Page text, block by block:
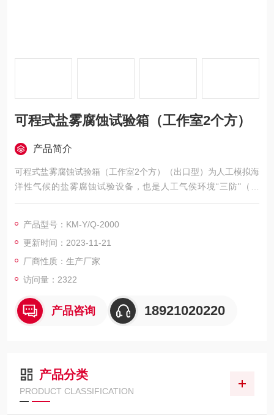
可程式盐雾腐蚀试验箱（工作室2个方）
产品简介
可程式盐雾腐蚀试验箱（工作室2个方）（出口型）为人工模拟海
洋性气候的盐雾腐蚀试验设备，也是人工气侯环境“三防"（湿
热、盐雾、霉菌）试验设备之一，是研究机械、国防工业、轻工
试验设备,同时也可做醋盐雾试验。
产品型号：KM-Y/Q-2000
更新时间：2023-11-21
厂商性质：生产厂家
访问量：2322
产品咨询 18921020220
产品分类
PRODUCT CLASSIFICATION